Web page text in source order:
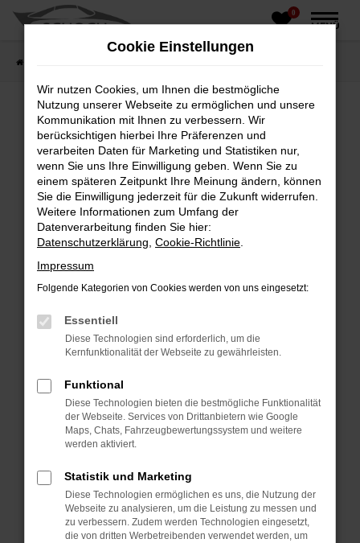
Zum
0
MENÜ
Fehler: Network Error
Beim Laden ist ein Fehler aufgetreten.
Hier sind ein paar Tipps, die dir helfen können:
Überprüfe deine Firewall und deine
Internetverbindung.
Laden andere Webseiten, zum Beispiel deine
Suchmaschine?
Prüfe deine Browsererweiterungen.
können das Laden bestimmter Seiten
verhindern. Funktioniert die Seite in einem
Fenster?
Starte dein Gerät neu.
Das kann manchmal helfen, vorübergehende
Probleme zu beheben.
Betriebssystem auf dem neuesten Stand
sind.
Veraltete Software birgt nicht nur ein
Sicherheitsrisiko, sondern kann auch dazu
Cookie Einstellungen
Wir nutzen Cookies, um Ihnen die bestmögliche
Nutzung unserer Webseite zu ermöglichen und unsere
Kommunikation mit Ihnen zu verbessern. Wir
berücksichtigen hierbei Ihre Präferenzen und
verarbeiten Daten für Marketing und Statistiken nur,
wenn Sie uns Ihre Einwilligung geben. Wenn Sie zu
einem späteren Zeitpunkt Ihre Meinung ändern, können
Sie die Einwilligung jederzeit für die Zukunft widerrufen.
Weitere Informationen zum Umfang der
Datenverarbeitung finden Sie hier:
Datenschutzerklärung Cookie-Richtlinie
Impressum
Folgende Kategorien von Cookies werden von uns eingesetzt:
Essentiell
Diese Technologien sind erforderlich, um die
Kernfunktionalität der Webseite zu gewährleisten.
Funktional
Diese Technologien bieten die bestmögliche Funktionalität
der Webseite. Services von Drittanbietern wie Google
Maps, Chats, Fahrzeugbewertungssystem und weitere
werden aktiviert.
Statistik und Marketing
Diese Technologien ermöglichen es uns, die Nutzung der
Webseite zu analysieren, um die Leistung zu messen und
zu verbessern. Zudem werden Technologien eingesetzt,
die von dritten Werbetreibenden verwendet werden, um